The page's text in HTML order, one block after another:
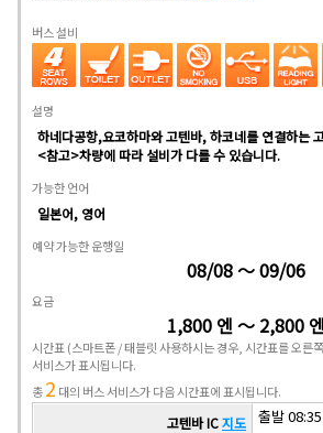
버스 설비
설명
하네다공항,요코하마와 고텐바, 하코네를 연결하는
<참고>차량에 따라 설비가 다를 수 있습니다.
가능한 언어
일본어, 영어
예약 가능한 운행일
08/08 ～ 09/06
요금
1,800 엔 ～ 2,800 엔
시간표 (스마트폰 / 태블릿 사용하시는 경우, 시간표를 오른
서비스가 표시됩니다.
총2 대의 버스 서비스가 다음 시간표에 표시됩니다.
고텐바 IC지도 출발 08:35